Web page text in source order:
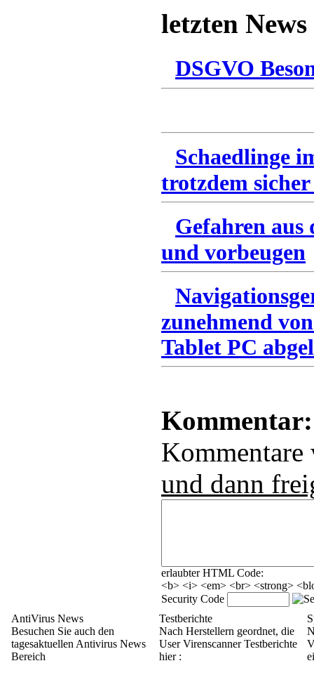
letzten News
DSGVO
Schaedlinge
trotzdem
Gefahren
und vorbeugen
zunehmend
Tablet PC
Kommentar:
und dann
erlaubter HTML Code:
<b> <i> <em> <br> <strong>
Security Code
AntiVirus News
Besuchen Sie auch den
tagesaktuellen Antivirus News
Bereich
Testberichte
Nach Herstellern geordnet, die
User Virenscanner Testberichte
hier :